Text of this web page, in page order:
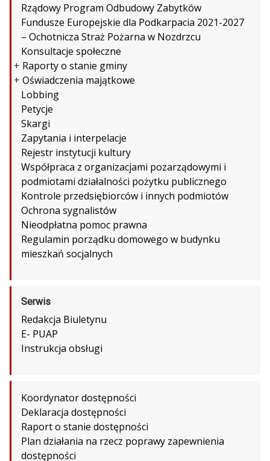
Rządowy Program Odbudowy Zabytków
Fundusze Europejskie dla Podkarpacia 2021-2027
– Ochotnicza Straż Pożarna w Nozdrzcu
Konsultacje społeczne
+ Raporty o stanie gminy
+ Oświadczenia majątkowe
Lobbing
Petycje
Skargi
Zapytania i interpelacje
Rejestr instytucji kultury
Współpraca z organizacjami pozarządowymi i
podmiotami działalności pożytku publicznego
Kontrole przedsiębiorców i innych podmiotów
Ochrona sygnalistów
Nieodpłatna pomoc prawna
Regulamin porządku domowego w budynku
mieszkań socjalnych
Serwis
Redakcja Biuletynu
E- PUAP
Instrukcja obsługi
Koordynator dostępności
Deklaracja dostępności
Raport o stanie dostępności
Plan działania na rzecz poprawy zapewnienia
dostępności